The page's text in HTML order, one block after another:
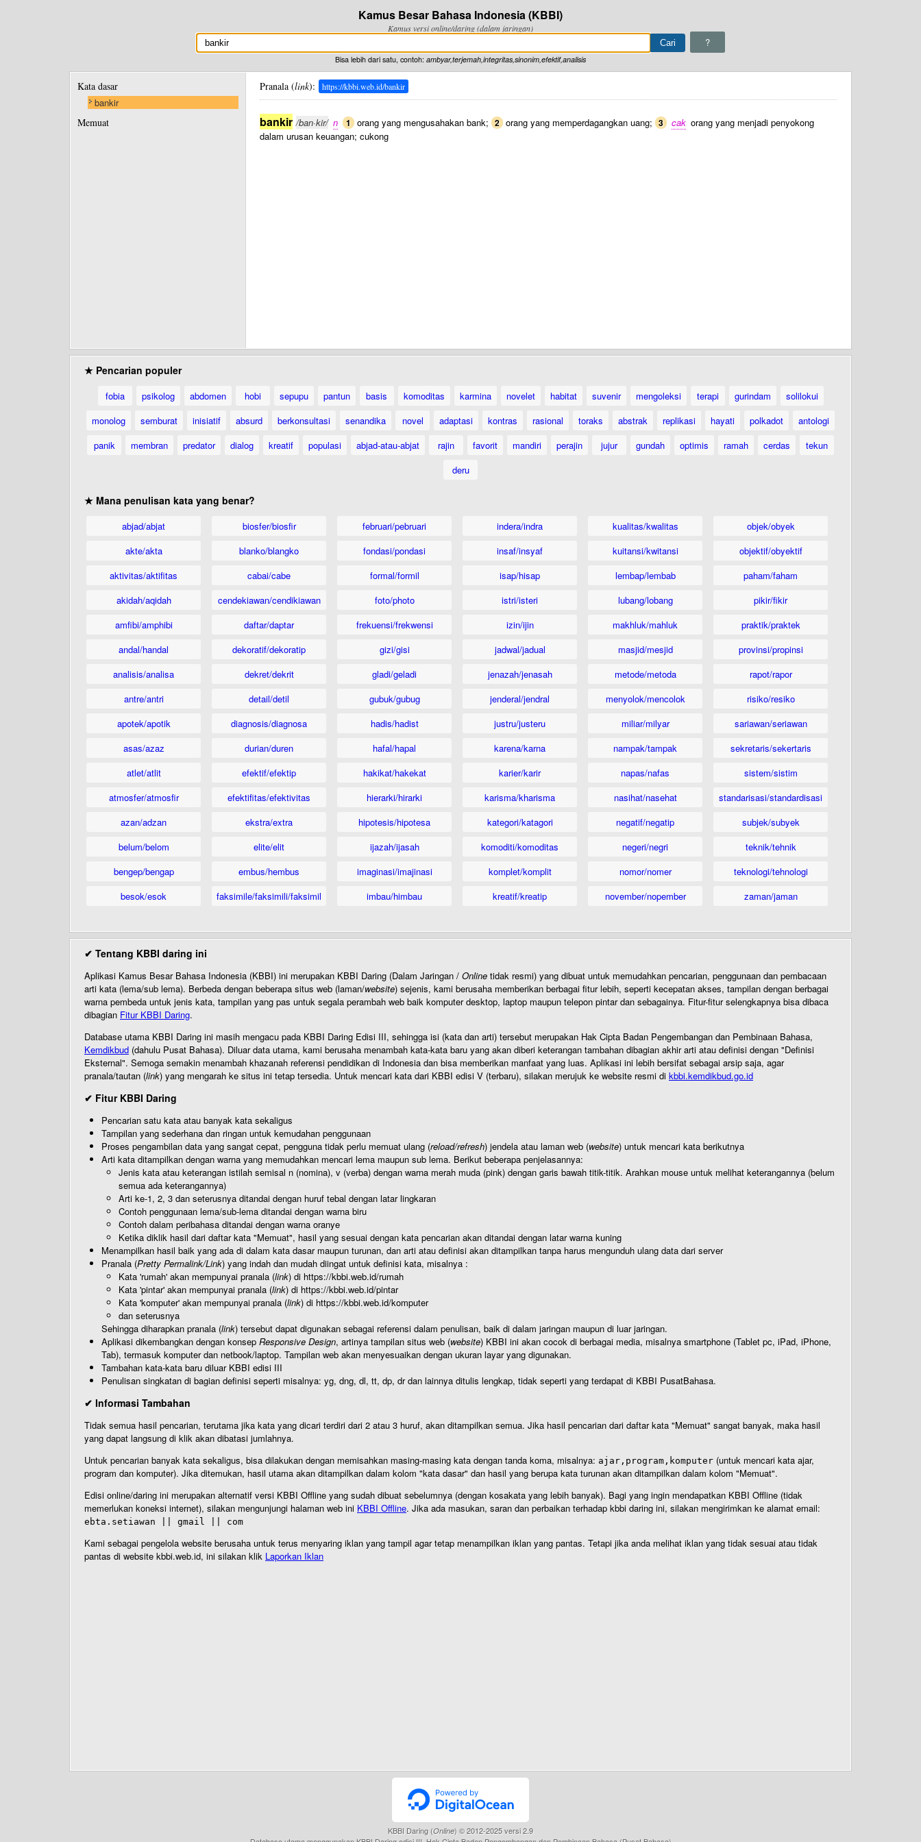
Kamus Besar Bahasa Indonesia (KBBI)
Kamus versi online/daring (dalam jaringan)
?
Bisa lebih dari satu, contoh: ambyar,terjemah,integritas,sinonim,efektif,analisis
Kata dasar
bankir
Memuat
Pranala (link): https://kbbi.web.id/bankir
bankir /ban·kir/ n 1 orang yang mengusahakan bank; 2 orang yang memperdagangkan uang; 3 cak orang yang menjadi penyokong
dalam urusan keuangan; cukong
★ Pencarian populer
fobia psikolog abdomen hobi sepupu pantun basis komoditas karmina novelet habitat suvenir mengoleksi terapi gurindam
solilokui
monolog
semburat inisiatif absurd berkonsultasi senandika novel adaptasi kontras rasional toraks abstrak replikasi hayati polkadot
antologi
panik
membran predator dialog kreatif populasi abjad-atau-abjat rajin favorit mandiri perajin jujur gundah optimis ramah cerdas
tekun
deru
★ Mana penulisan kata yang benar?
abjad/abjat
akte/akta
aktivitas/aktifitas
akidah/aqidah
amfibi/amphibi
andal/handal
analisis/analisa
antre/antri
apotek/apotik
asas/azaz
atlet/atlit
atmosfer/atmosfir
azan/adzan
belum/belom
bengep/bengap
besok/esok
biosfer/biosfir
blanko/blangko
cabai/cabe
cendekiawan/cendikiawan
daftar/daptar
dekoratif/dekoratip
dekret/dekrit
detail/detil
diagnosis/diagnosa
durian/duren
efektif/efektip
efektifitas/efektivitas
ekstra/extra
elite/elit
embus/hembus
faksimile/faksimili/faksimil
februari/pebruari
fondasi/pondasi
formal/formil
foto/photo
frekuensi/frekwensi
gizi/gisi
gladi/geladi
gubuk/gubug
hadis/hadist
hafal/hapal
hakikat/hakekat
hierarki/hirarki
hipotesis/hipotesa
ijazah/ijasah
imaginasi/imajinasi
imbau/himbau
indera/indra
insaf/insyaf
isap/hisap
istri/isteri
izin/ijin
jadwal/jadual
jenazah/jenasah
jenderal/jendral
justru/justeru
karena/karna
karier/karir
karisma/kharisma
kategori/katagori
komoditi/komoditas
komplet/komplit
kreatif/kreatip
kualitas/kwalitas
kuitansi/kwitansi
lembap/lembab
lubang/lobang
makhluk/mahluk
masjid/mesjid
metode/metoda
menyolok/mencolok
miliar/milyar
nampak/tampak
napas/nafas
nasihat/nasehat
negatif/negatip
negeri/negri
nomor/nomer
november/nopember
objek/obyek
objektif/obyektif
paham/faham
pikir/fikir
praktik/praktek
provinsi/propinsi
rapot/rapor
risiko/resiko
sariawan/seriawan
sekretaris/sekertaris
sistem/sistim
standarisasi/standardisasi
subjek/subyek
teknik/tehnik
teknologi/tehnologi
zaman/jaman
✔ Tentang KBBI daring ini
Aplikasi Kamus Besar Bahasa Indonesia (KBBI) ini merupakan KBBI Daring (Dalam Jaringan / Online tidak resmi) yang dibuat untuk memudahkan pencarian, penggunaan dan pembacaan
arti kata (lema/sub lema). Berbeda dengan beberapa situs web (laman/website) sejenis, kami berusaha memberikan berbagai fitur lebih, seperti kecepatan akses, tampilan dengan berbagai
warna pembeda untuk jenis kata, tampilan yang pas untuk segala perambah web baik komputer desktop, laptop maupun telepon pintar dan sebagainya. Fitur-fitur selengkapnya bisa dibaca
dibagian Fitur KBBI Daring.
Database utama KBBI Daring ini masih mengacu pada KBBI Daring Edisi III, sehingga isi (kata dan arti) tersebut merupakan Hak Cipta Badan Pengembangan dan Pembinaan Bahasa,
Kemdikbud (dahulu Pusat Bahasa). Diluar data utama, kami berusaha menambah kata-kata baru yang akan diberi keterangan tambahan dibagian akhir arti atau definisi dengan "Definisi
Eksternal". Semoga semakin menambah khazanah referensi pendidikan di Indonesia dan bisa memberikan manfaat yang luas. Aplikasi ini lebih bersifat sebagai arsip saja, agar
pranala/tautan (link) yang mengarah ke situs ini tetap tersedia. Untuk mencari kata dari KBBI edisi V (terbaru), silakan merujuk ke website resmi di kbbi.kemdikbud.go.id
✔ Fitur KBBI Daring
Pencarian satu kata atau banyak kata sekaligus
Tampilan yang sederhana dan ringan untuk kemudahan penggunaan
Proses pengambilan data yang sangat cepat, pengguna tidak perlu memuat ulang (reload/refresh) jendela atau laman web (website) untuk mencari kata berikutnya
Arti kata ditampilkan dengan warna yang memudahkan mencari lema maupun sub lema. Berikut beberapa penjelasannya:
Jenis kata atau keterangan istilah semisal n (nomina), v (verba) dengan warna merah muda (pink) dengan garis bawah titik-titik. Arahkan mouse untuk melihat keterangannya (belum
semua ada keterangannya)
Arti ke-1, 2, 3 dan seterusnya ditandai dengan huruf tebal dengan latar lingkaran
Contoh penggunaan lema/sub-lema ditandai dengan warna biru
Contoh dalam peribahasa ditandai dengan warna oranye
Ketika diklik hasil dari daftar kata "Memuat", hasil yang sesuai dengan kata pencarian akan ditandai dengan latar warna kuning
Menampilkan hasil baik yang ada di dalam kata dasar maupun turunan, dan arti atau definisi akan ditampilkan tanpa harus mengunduh ulang data dari server
Pranala (Pretty Permalink/Link) yang indah dan mudah diingat untuk definisi kata, misalnya :
Kata 'rumah' akan mempunyai pranala (link) di https://kbbi.web.id/rumah
Kata 'pintar' akan mempunyai pranala (link) di https://kbbi.web.id/pintar
Kata 'komputer' akan mempunyai pranala (link) di https://kbbi.web.id/komputer
dan seterusnya
Sehingga diharapkan pranala (link) tersebut dapat digunakan sebagai referensi dalam penulisan, baik di dalam jaringan maupun di luar jaringan.
Aplikasi dikembangkan dengan konsep Responsive Design, artinya tampilan situs web (website) KBBI ini akan cocok di berbagai media, misalnya smartphone (Tablet pc, iPad, iPhone,
Tab), termasuk komputer dan netbook/laptop. Tampilan web akan menyesuaikan dengan ukuran layar yang digunakan.
Tambahan kata-kata baru diluar KBBI edisi III
Penulisan singkatan di bagian definisi seperti misalnya: yg, dng, dl, tt, dp, dr dan lainnya ditulis lengkap, tidak seperti yang terdapat di KBBI PusatBahasa.
✔ Informasi Tambahan
Tidak semua hasil pencarian, terutama jika kata yang dicari terdiri dari 2 atau 3 huruf, akan ditampilkan semua. Jika hasil pencarian dari daftar kata "Memuat" sangat banyak, maka hasil
yang dapat langsung di klik akan dibatasi jumlahnya.
Untuk pencarian banyak kata sekaligus, bisa dilakukan dengan memisahkan masing-masing kata dengan tanda koma, misalnya: ajar,program,komputer (untuk mencari kata ajar,
program dan komputer). Jika ditemukan, hasil utama akan ditampilkan dalam kolom "kata dasar" dan hasil yang berupa kata turunan akan ditampilkan dalam kolom "Memuat".
Edisi online/daring ini merupakan alternatif versi KBBI Offline yang sudah dibuat sebelumnya (dengan kosakata yang lebih banyak). Bagi yang ingin mendapatkan KBBI Offline (tidak
memerlukan koneksi internet), silakan mengunjungi halaman web ini KBBI Offline. Jika ada masukan, saran dan perbaikan terhadap kbbi daring ini, silakan mengirimkan ke alamat email:
ebta.setiawan || gmail || com
Kami sebagai pengelola website berusaha untuk terus menyaring iklan yang tampil agar tetap menampilkan iklan yang pantas. Tetapi jika anda melihat iklan yang tidak sesuai atau tidak
pantas di website kbbi.web.id, ini silakan klik Laporkan Iklan
KBBI Daring (Online) © 2012-2025 versi 2.9